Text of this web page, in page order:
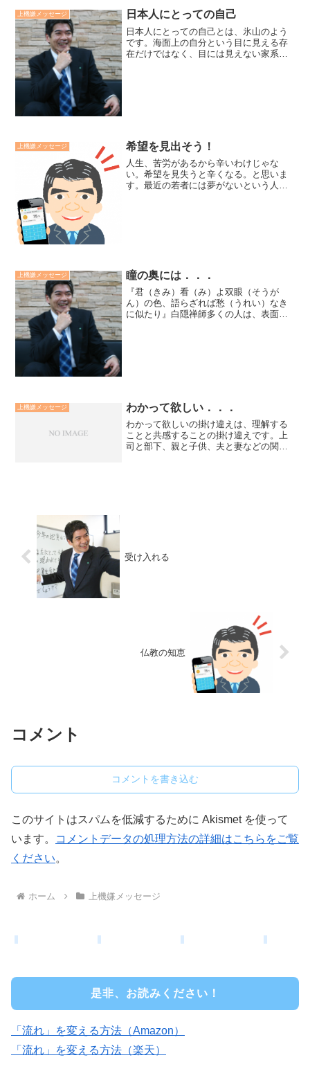
上機嫌メッセージ 日本人にとっての自己
日本人にとっての自己とは、氷山のよう
です。海面上の自分という目に見える存
在だけではなく、目には見えない家系や
上機嫌メッセージ 希望を見出そう！
人生、苦労があるから辛いわけじゃな
い。希望を見失うと辛くなる。と思いま
す。最近の若者には夢がないという人が
上機嫌メッセージ 瞳の奥には．．．
『君（きみ）看（み）よ双眼（そうが
ん）の色、語らざれば愁（うれい）なき
に似たり』白隠禅師多くの人は、表面上
上機嫌メッセージ わかって欲しい．．．
わかって欲しいの掛け違えは、理解する
ことと共感することの掛け違えです。上
司と部下、親と子供、夫と妻などの関係
受け入れる
仏教の知恵
コメント
コメントを書き込む
このサイトはスパムを低減するために Akismet を使って
います。
コメントデータの処理方法の詳細はこちらをご覧
ください。
ホーム 上機嫌メッセージ
是非、お読みください！
「流れ」を変える方法（Amazon）
「流れ」を変える方法（楽天）